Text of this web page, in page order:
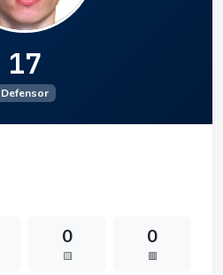
17
Defensor
0
🟨
0
🟥